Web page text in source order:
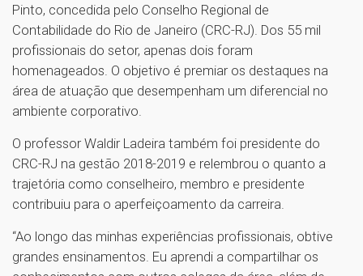
Pinto, concedida pelo Conselho Regional de
Contabilidade do Rio de Janeiro (CRC-RJ). Dos 55 mil
profissionais do setor, apenas dois foram
homenageados. O objetivo é premiar os destaques na
área de atuação que desempenham um diferencial no
ambiente corporativo.
O professor Waldir Ladeira também foi presidente do
CRC-RJ na gestão 2018-2019 e relembrou o quanto a
trajetória como conselheiro, membro e presidente
contribuiu para o aperfeiçoamento da carreira.
“Ao longo das minhas experiências profissionais, obtive
grandes ensinamentos. Eu aprendi a compartilhar os